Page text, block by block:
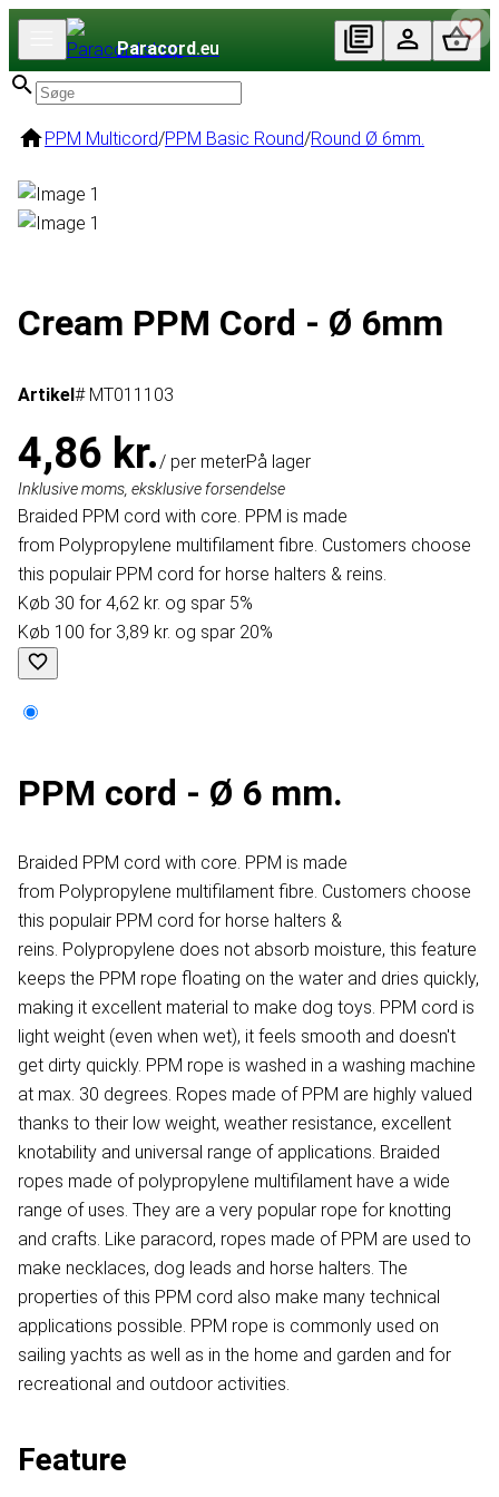
Paracord.eu
PPM Multicord/PPM Basic Round/Round Ø 6mm.
Cream PPM Cord - Ø 6mm
Artikel# MT011103
4,86 kr./ per meterPå lager
Inklusive moms, eksklusive forsendelse
Braided PPM cord with core. PPM is made
from Polypropylene multifilament fibre. Customers choose
this populair PPM cord for horse halters & reins.
Køb 30 for 4,62 kr. og spar 5%
Køb 100 for 3,89 kr. og spar 20%
PPM cord - Ø 6 mm.
Braided PPM cord with core. PPM is made
from Polypropylene multifilament fibre. Customers choose
this populair PPM cord for horse halters &
reins. Polypropylene does not absorb moisture, this feature
keeps the PPM rope floating on the water and dries quickly,
making it excellent material to make dog toys. PPM cord is
light weight (even when wet), it feels smooth and doesn't
get dirty quickly. PPM rope is washed in a washing machine
at max. 30 degrees. Ropes made of PPM are highly valued
thanks to their low weight, weather resistance, excellent
knotability and universal range of applications. Braided
ropes made of polypropylene multifilament have a wide
range of uses. They are a very popular rope for knotting
and crafts. Like paracord, ropes made of PPM are used to
make necklaces, dog leads and horse halters. The
properties of this PPM cord also make many technical
applications possible. PPM rope is commonly used on
sailing yachts as well as in the home and garden and for
recreational and outdoor activities.
Feature